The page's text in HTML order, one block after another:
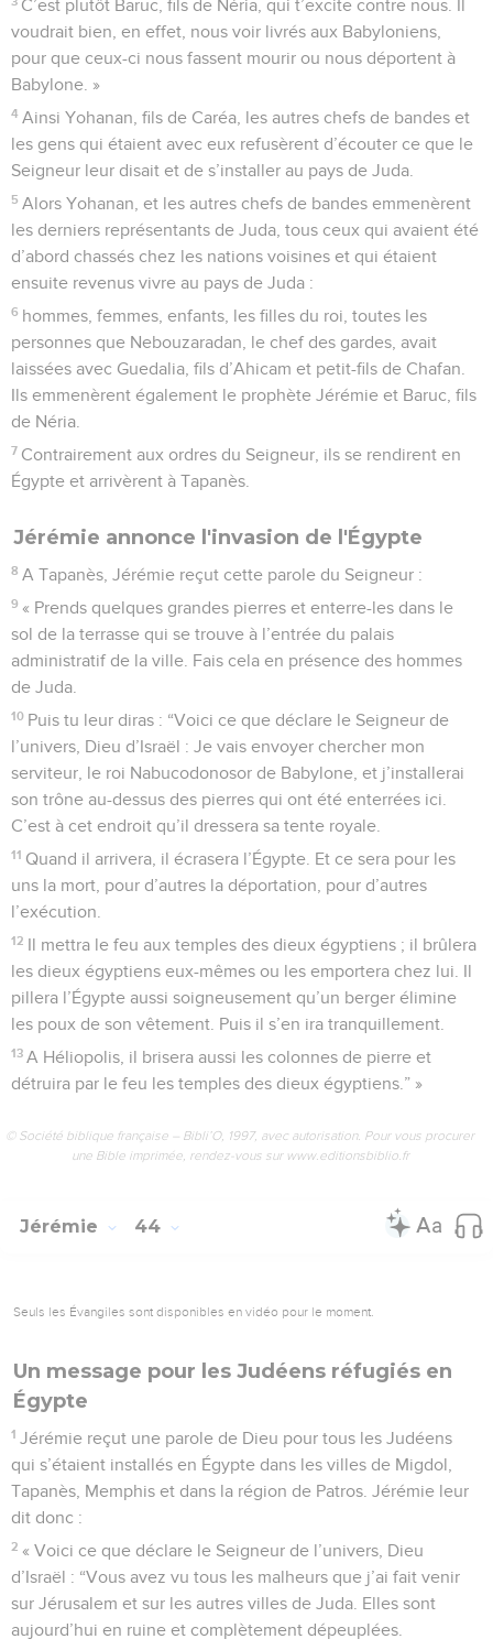
C’est plutôt Baruc, fils de Néria, qui t’excite contre nous. Il
voudrait bien, en effet, nous voir livrés aux Babyloniens,
pour que ceux-ci nous fassent mourir ou nous déportent à
Babylone. »
4 Ainsi Yohanan, fils de Caréa, les autres chefs de bandes et
les gens qui étaient avec eux refusèrent d’écouter ce que le
Seigneur leur disait et de s’installer au pays de Juda.
5 Alors Yohanan, et les autres chefs de bandes emmenèrent
les derniers représentants de Juda, tous ceux qui avaient été
d’abord chassés chez les nations voisines et qui étaient
ensuite revenus vivre au pays de Juda :
6 hommes, femmes, enfants, les filles du roi, toutes les
personnes que Nebouzaradan, le chef des gardes, avait
laissées avec Guedalia, fils d’Ahicam et petit-fils de Chafan.
Ils emmenèrent également le prophète Jérémie et Baruc, fils
de Néria.
7 Contrairement aux ordres du Seigneur, ils se rendirent en
Égypte et arrivèrent à Tapanès.
Jérémie annonce l'invasion de l'Égypte
8 A Tapanès, Jérémie reçut cette parole du Seigneur :
9 « Prends quelques grandes pierres et enterre-les dans le
sol de la terrasse qui se trouve à l’entrée du palais
administratif de la ville. Fais cela en présence des hommes
de Juda.
10 Puis tu leur diras : “Voici ce que déclare le Seigneur de
l’univers, Dieu d’Israël : Je vais envoyer chercher mon
serviteur, le roi Nabucodonosor de Babylone, et j’installerai
son trône au-dessus des pierres qui ont été enterrées ici.
C’est à cet endroit qu’il dressera sa tente royale.
11 Quand il arrivera, il écrasera l’Égypte. Et ce sera pour les
uns la mort, pour d’autres la déportation, pour d’autres
l’exécution.
12 Il mettra le feu aux temples des dieux égyptiens ; il brûlera
les dieux égyptiens eux-mêmes ou les emportera chez lui. Il
pillera l’Égypte aussi soigneusement qu’un berger élimine
les poux de son vêtement. Puis il s’en ira tranquillement.
13 A Héliopolis, il brisera aussi les colonnes de pierre et
détruira par le feu les temples des dieux égyptiens.” »
© Société biblique française – Bibli’O, 1997, avec autorisation. Pour vous procurer
une Bible imprimée, rendez-vous sur www.editionsbiblio.fr
Jérémie 44
Seuls les Évangiles sont disponibles en vidéo pour le moment.
Un message pour les Judéens réfugiés en
Égypte
1 Jérémie reçut une parole de Dieu pour tous les Judéens
qui s’étaient installés en Égypte dans les villes de Migdol,
Tapanès, Memphis et dans la région de Patros. Jérémie leur
dit donc :
2 « Voici ce que déclare le Seigneur de l’univers, Dieu
d’Israël : “Vous avez vu tous les malheurs que j’ai fait venir
sur Jérusalem et sur les autres villes de Juda. Elles sont
aujourd’hui en ruine et complètement dépeuplées.